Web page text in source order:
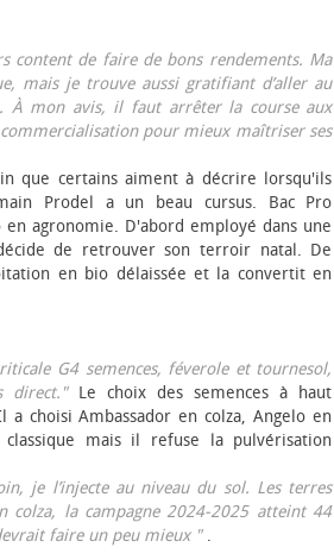
content de faire de bons rendements. Ma
mais je trouve aussi gratifiant d’aller au
À mon avis, il faut arrêter la course aux
pour mieux maîtriser ses
que certains aiment à décrire lorsqu'ils
Prodel a un beau cursus. Bac Pro
agronomie. D'abord employé dans une
de retrouver son terroir natal. De
en bio délaissée et la convertit en
G4 semences, féverole et tournesol,
direct."Le choix des semences à haut
choisi Ambassador en colza, Angelo en
mais il refuse la pulvérisation
je l’injecte au niveau du sol. Les terres
colza, la campagne 2024-2025 atteint 44
faire un peu mieux ".